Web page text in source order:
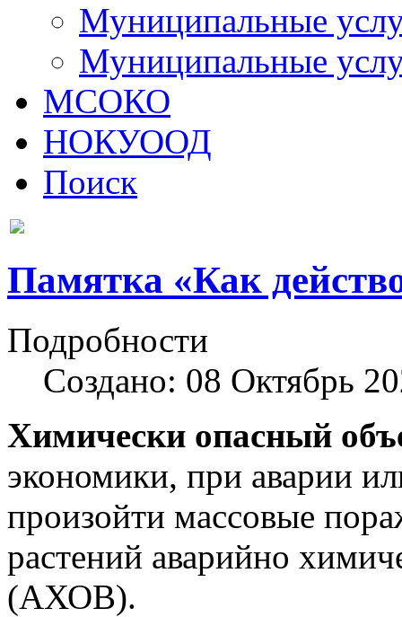
Муниципальные
Муниципальные
МСОКО
НОКУООД
Поиск
Памятка «Как
Подробности
Создано: 08 Октябрь
Химически опасный
экономики, при аварии
произойти массовые
растений аварийно
(АХОВ).